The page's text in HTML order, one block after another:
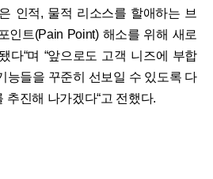
인적, 물적 리소스를 할애하는 브
인트(Pain Point) 해소를 위해 새로
다“며 “앞으로도 고객 니즈에 부합
능들을 꾸준히 선보일 수 있도록 다
추진해 나가겠다“고 전했다.